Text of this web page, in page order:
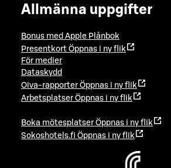
Allmänna uppgifter
Bonus med Apple Plånbok
Presentkort Öppnas i ny flik
För medier
Dataskydd
Oiva-rapporter Öppnas i ny flik
Arbetsplatser Öppnas i ny flik
Boka mötesplatser Öppnas i ny flik
Sokoshotels.fi Öppnas i ny flik